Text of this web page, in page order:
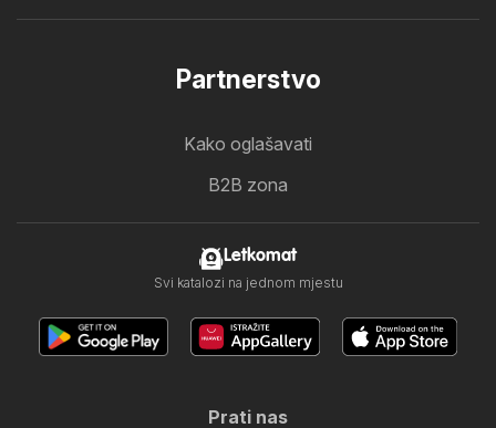
Partnerstvo
Kako oglašavati
B2B zona
Letkomat
Svi katalozi na jednom mjestu
Prati nas